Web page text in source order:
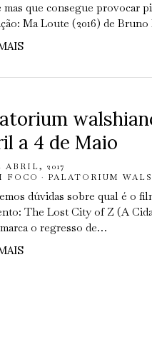
mas que consegue provocar
Ma Loute (2016) de
a 4 de Maio
ABRIL, 2017
FOCO · PALATORIUM
dúvidas sobre qual é o
The Lost City of Z (A
marca o regresso de…